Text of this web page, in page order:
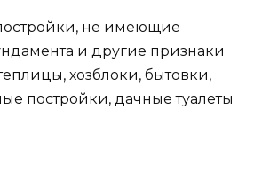
не имеющие
и другие признаки
хозблоки, бытовки,
постройки, дачные туалеты